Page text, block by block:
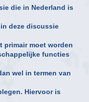
die in Nederland is
deze discussie
primair moet worden
functies
wel in termen van
Hiervoor is